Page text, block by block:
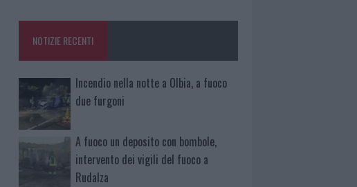
NOTIZIE RECENTI
Incendio nella notte a Olbia, a fuoco
due furgoni
A fuoco un deposito con bombole,
intervento dei vigili del fuoco a
Rudalza